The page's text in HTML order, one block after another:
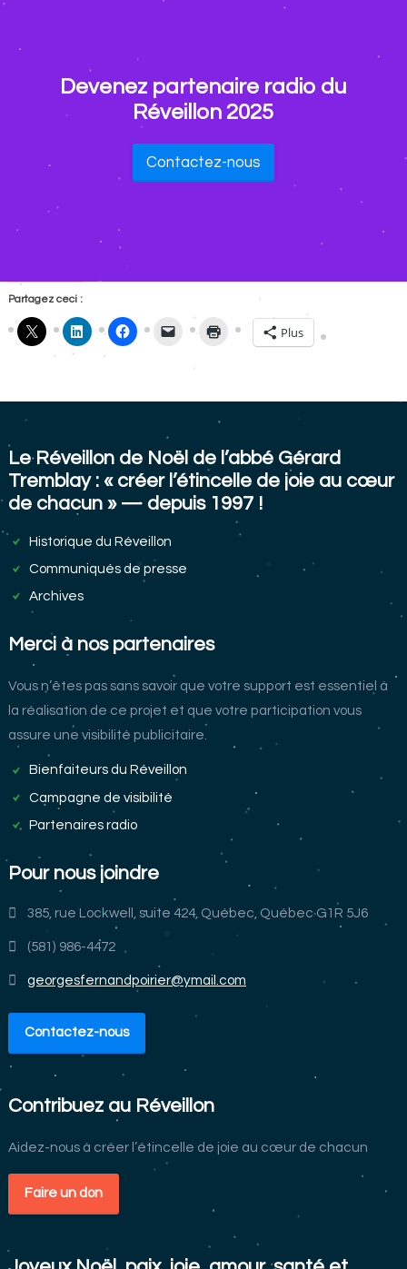
Devenez partenaire radio du
Réveillon 2025
Contactez-nous
Partagez ceci :
Plus
Le Réveillon de Noël de l’abbé Gérard
Tremblay : « créer l’étincelle de joie au cœur
de chacun » — depuis 1997 !
Historique du Réveillon
Communiqués de presse
Archives
Merci à nos partenaires
Vous n’êtes pas sans savoir que votre support est essentiel à
la réalisation de ce projet et que votre participation vous
assure une visibilité publicitaire.
Bienfaiteurs du Réveillon
Campagne de visibilité
Partenaires radio
Pour nous joindre
385, rue Lockwell, suite 424, Québec, Québec G1R 5J6
(581) 986-4472
georgesfernandpoirier@ymail.com
Contactez-nous
Contribuez au Réveillon
Aidez-nous à créer l’étincelle de joie au cœur de chacun
Faire un don